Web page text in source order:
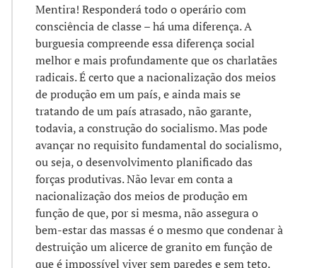
Mentira! Responderá todo o operário com
consciência de classe – há uma diferença. A
burguesia compreende essa diferença social
melhor e mais profundamente que os charlatães
radicais. É certo que a nacionalização dos meios
de produção em um país, e ainda mais se
tratando de um país atrasado, não garante,
todavia, a construção do socialismo. Mas pode
avançar no requisito fundamental do socialismo,
ou seja, o desenvolvimento planificado das
forças produtivas. Não levar em conta a
nacionalização dos meios de produção em
função de que, por si mesma, não assegura o
bem-estar das massas é o mesmo que condenar à
destruição um alicerce de granito em função de
que é impossível viver sem paredes e sem teto.